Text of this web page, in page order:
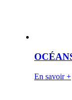
En savoir +